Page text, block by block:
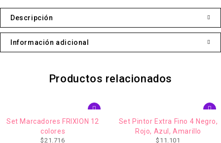
Descripción
Información adicional
Productos relacionados
12
Set Pintor Extra Fino 4 Negro,
Marcador
Negro